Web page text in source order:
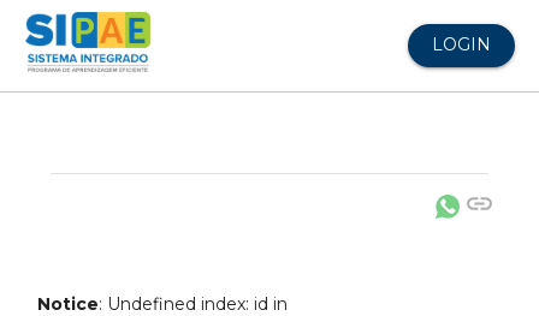
LOGIN
link
Notice: Undefined index: id in